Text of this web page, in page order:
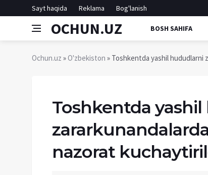
Sayt haqida Reklama Bog'lanish
OCHUN.UZ BOSH SAHIFA
Ochun.uz »O'zbekiston » Toshkentda yashil hududlarni
Toshkentda
nazorat